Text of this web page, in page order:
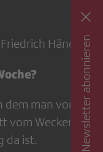
Händel.
dem man von
Wecker –
da ist.
Newsletter abonnieren